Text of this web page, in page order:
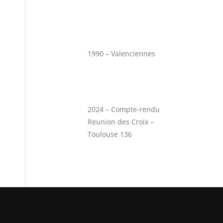
1990 – Valenciennes
2024 – Compte-rendu
Reunion des Croix –
Toulouse 136